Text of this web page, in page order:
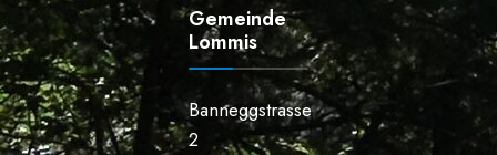
Gemeinde
Lommis
Banneggstrasse
2